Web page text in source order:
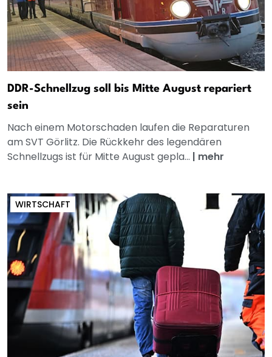
DDR-Schnellzug soll bis Mitte August repariert
sein
Nach einem Motorschaden laufen die Reparaturen
am SVT Görlitz. Die Rückkehr des legendären
Schnellzugs ist für Mitte August gepla... | mehr
WIRTSCHAFT